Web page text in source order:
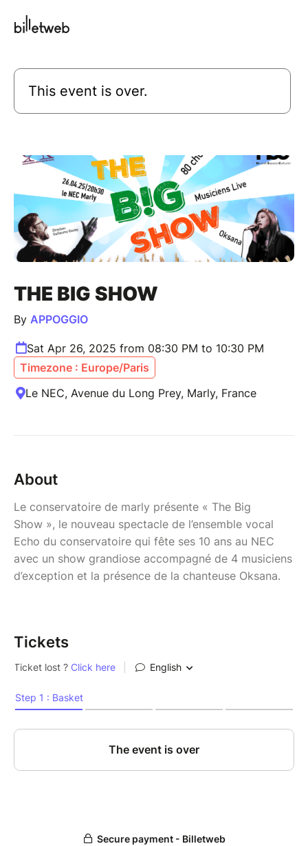
This event is over.
THE BIG SHOW
By APPOGGIO
Sat Apr 26, 2025 from 08:30 PM to 10:30 PM
Timezone : Europe/Paris
Le NEC, Avenue du Long Prey, Marly, France
About
Le conservatoire de marly présente « The Big
Show », le nouveau spectacle de l’ensemble vocal
Echo du conservatoire qui fête ses 10 ans au NEC
avec un show grandiose accompagné de 4 musiciens
d’exception et la présence de la chanteuse Oksana.
Tickets